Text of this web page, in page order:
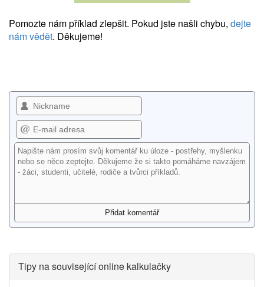
Pomozte nám příklad zlepšit. Pokud jste našli chybu, dejte
nám vědět. Děkujeme!
Tipy na související online kalkulačky